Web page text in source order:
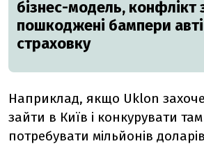
бізнес-модель, конфлікт
пошкоджені бампери
страховку
Наприклад, якщо Uklon
зайти в Київ і конкурувати
потребувати мільйонів